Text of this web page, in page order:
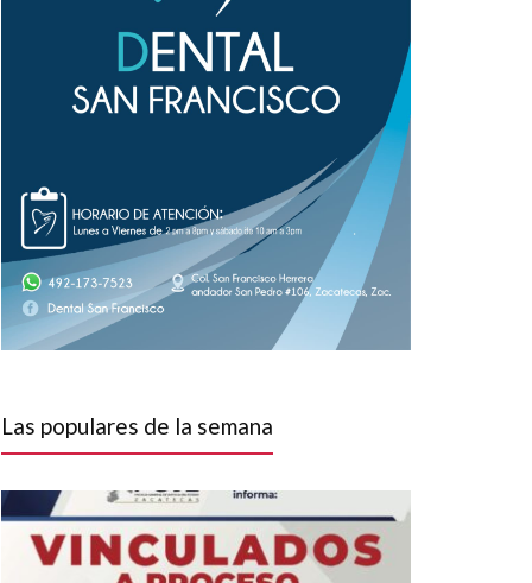
Las populares de la semana